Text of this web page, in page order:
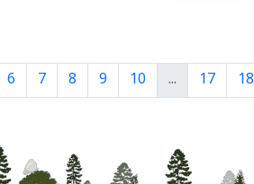
6 7 8 9 10 ... 17 18